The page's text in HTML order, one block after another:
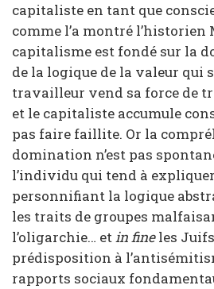
capitaliste en tant que
comme l’a montré l’historien
capitalisme est fondé sur la
de la logique de la valeur qui
travailleur vend sa force de
et le capitaliste accumule
pas faire faillite. Or la
domination n’est pas
l’individu qui tend à
personnifiant la logique
les traits de groupes
l’oligarchie… etin fineles
prédisposition à
rapports sociaux